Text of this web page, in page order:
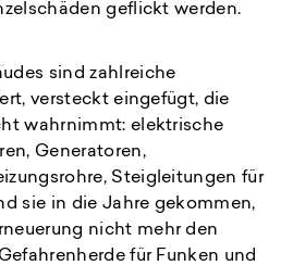
geflickt werden.
sind zahlreiche
versteckt eingefügt, die
wahrnimmt: elektrische
Generatoren,
Steigleitungen für
sie in die Jahre gekommen,
nicht mehr den
für Funken und